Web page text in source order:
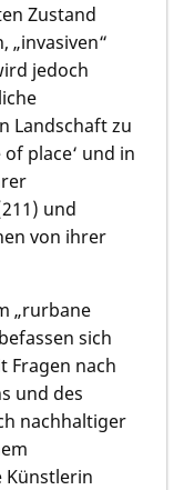
Zustand
„invasiven“
jedoch
Landschaft zu
place‘ und in
und
von ihrer
„rurbane
sich
Fragen nach
und des
nachhaltiger
Künstlerin